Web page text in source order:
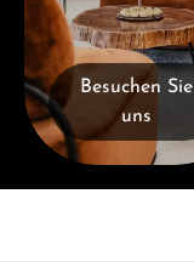
Besuchen Sie
uns